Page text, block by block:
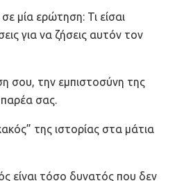
μία ερώτηση: Τι είσαι
για να ζήσεις αυτόν τον
σου, την εμπιστοσύνη της
σας.
της ιστορίας στα μάτια
είναι τόσο δυνατός που δεν